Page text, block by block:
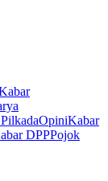
OpiniKabar
DPPPojok